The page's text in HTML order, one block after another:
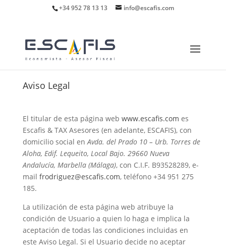
+34 952 78 13 13 info@escafis.com
Aviso Legal
El titular de esta página web www.escafis.com es
Escafis & TAX Asesores (en adelante, ESCAFIS), con
domicilio social enAvda. del Prado 10 – Urb. Torres de
Aloha, Edif. Lequeito, Local Bajo. 29660 Nueva
Andalucía, Marbella (Málaga), con C.I.F. B93528289, e-
mail frodriguez@escafis.com, teléfono +34 951 275
185.
La utilización de esta página web atribuye la
condición de Usuario a quien lo haga e implica la
aceptación de todas las condiciones incluidas en
este Aviso Legal. Si el Usuario decide no aceptar